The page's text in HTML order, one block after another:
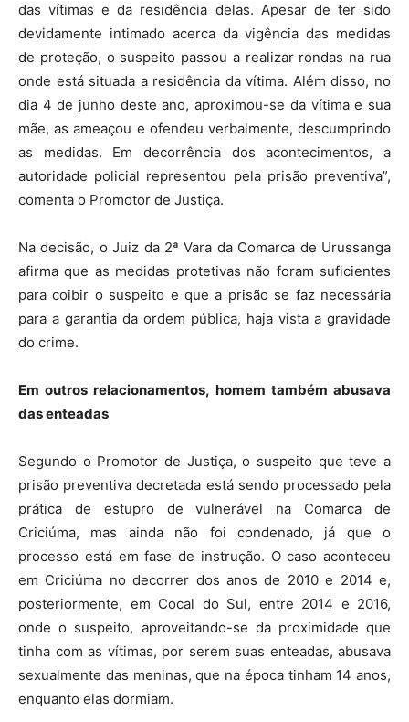
das vítimas e da residência delas. Apesar de ter sido
devidamente intimado acerca da vigência das medidas
de proteção, o suspeito passou a realizar rondas na rua
onde está situada a residência da vítima. Além disso, no
dia 4 de junho deste ano, aproximou-se da vítima e sua
mãe, as ameaçou e ofendeu verbalmente, descumprindo
as medidas. Em decorrência dos acontecimentos, a
autoridade policial representou pela prisão preventiva”,
comenta o Promotor de Justiça.
Na decisão, o Juiz da 2ª Vara da Comarca de Urussanga
afirma que as medidas protetivas não foram suficientes
para coibir o suspeito e que a prisão se faz necessária
para a garantia da ordem pública, haja vista a gravidade
do crime.
Em outros relacionamentos, homem também abusava
das enteadas
Segundo o Promotor de Justiça, o suspeito que teve a
prisão preventiva decretada está sendo processado pela
prática de estupro de vulnerável na Comarca de
Criciúma, mas ainda não foi condenado, já que o
processo está em fase de instrução. O caso aconteceu
em Criciúma no decorrer dos anos de 2010 e 2014 e,
posteriormente, em Cocal do Sul, entre 2014 e 2016,
onde o suspeito, aproveitando-se da proximidade que
tinha com as vítimas, por serem suas enteadas, abusava
sexualmente das meninas, que na época tinham 14 anos,
enquanto elas dormiam.